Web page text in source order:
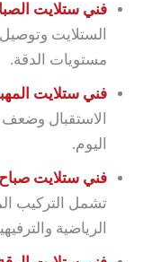
فني ستلايت
الستلايت
مستويات الدقة.
فني ستلايت
الاستقبال
اليوم.
فني ستلايت
تشمل التركيب
الرياضية